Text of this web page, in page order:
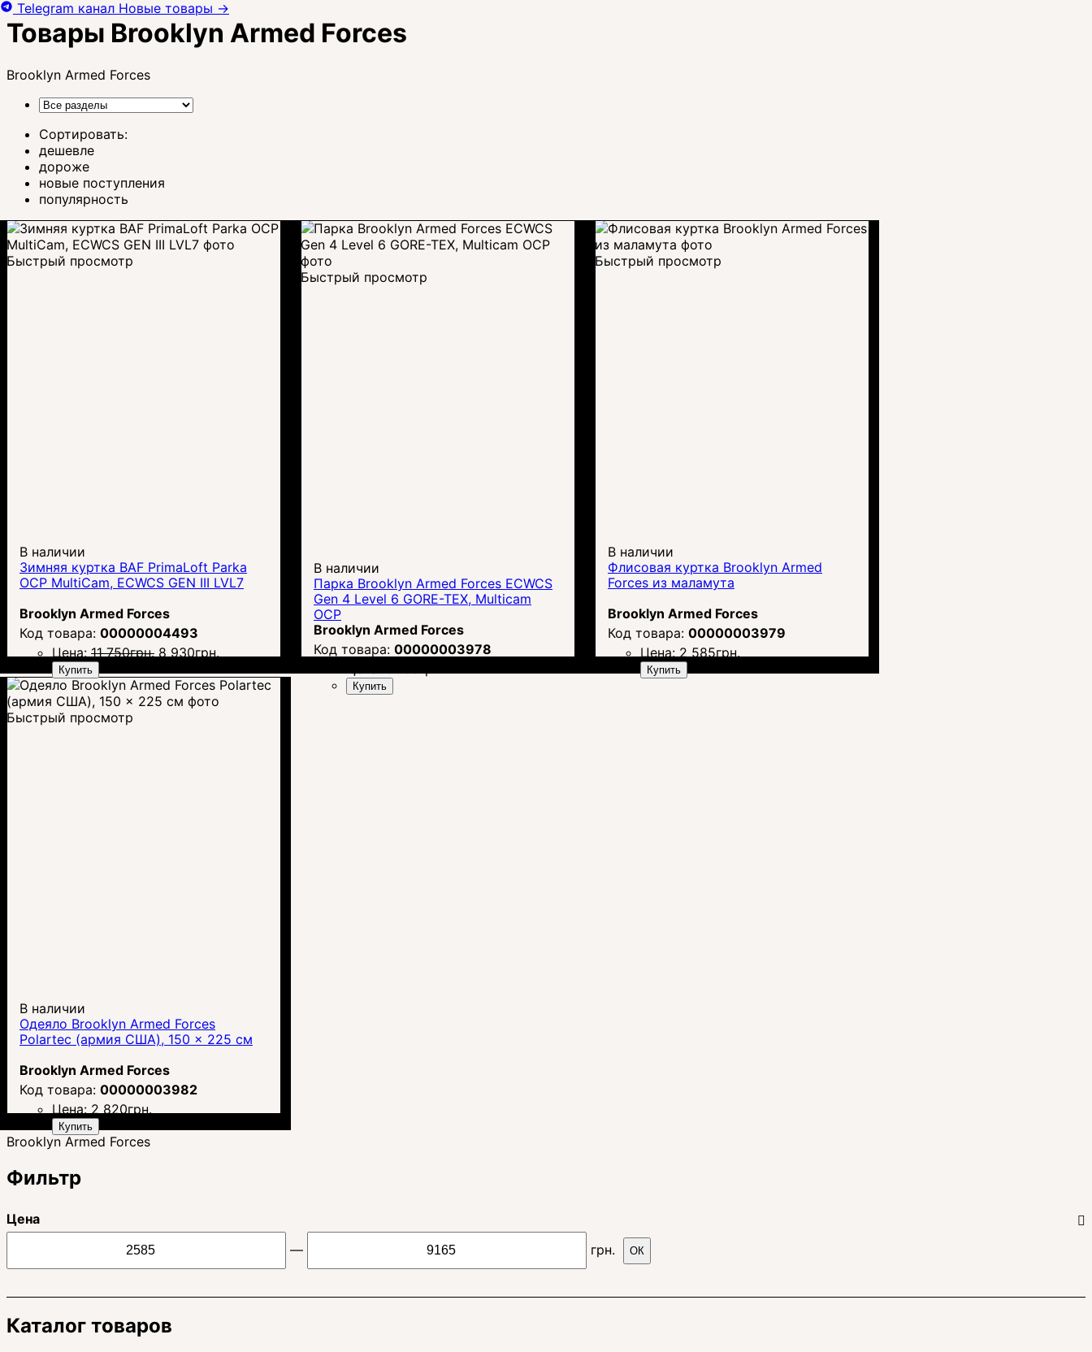
Товары Brooklyn Armed Forces
Brooklyn Armed Forces
Сортировать:
дешевле
дороже
новые поступления
популярность
Быстрый просмотр
В наличии
Зимняя куртка BAF PrimaLoft Parka
OCP MultiCam, ECWCS GEN III LVL7
Brooklyn Armed Forces
00000004493
Цена: 11 750грн. 8 930грн.
Купить
Быстрый просмотр
В наличии
Парка Brooklyn Armed Forces ECWCS
Gen 4 Level 6 GORE-TEX, Multicam
OCP
Brooklyn Armed Forces
00000003978
Купить
Быстрый просмотр
В наличии
Флисовая куртка Brooklyn Armed
Forces из маламута
Brooklyn Armed Forces
00000003979
Цена: 2 585грн.
Купить
Быстрый просмотр
В наличии
Одеяло Brooklyn Armed Forces
Polartec (армия США), 150 x 225 см
Brooklyn Armed Forces
00000003982
Цена: 2 820грн.
Купить
Brooklyn Armed Forces
Фильтр
Цена
—
грн. ОК
Каталог товаров
Telegram канал Новые товары →